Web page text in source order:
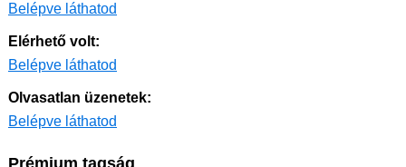
Belépve láthatod
Elérhető volt:
Belépve láthatod
Olvasatlan üzenetek:
Belépve láthatod
Prémium tagság